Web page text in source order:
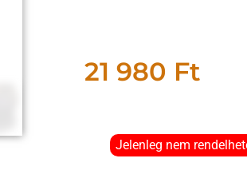
21 980 Ft
Jelenleg nem